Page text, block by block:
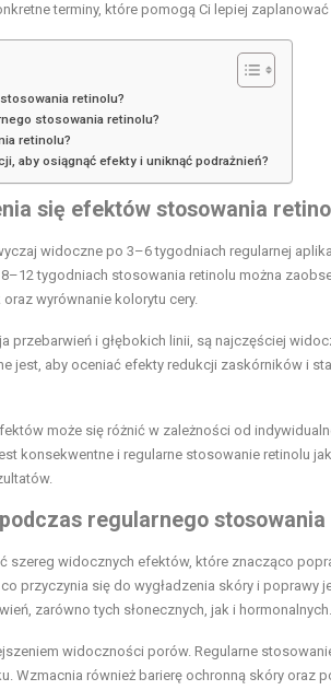
terminy, które pomogą Ci lepiej
retinolu?
stosowania retinolu?
retinolu?
aby osiągnąć efekty i uniknąć podrażnień?
się efektów stosowania
widoczne po 3–6 tygodniach regularnej
tygodniach stosowania retinolu można
wyrównanie kolorytu cery.
przebarwień i głębokich linii, są najczęściej
jest, aby oceniać efekty redukcji zaskórników i
może się różnić w zależności od
konsekwentne i regularne stosowanie retinolu
regularnego
szereg widocznych efektów, które znacząco
przyczynia się do wygładzenia skóry i poprawy
zarówno tych słonecznych, jak i hormonalnych.
widoczności porów. Regularne
Wzmacnia również barierę ochronną skóry oraz